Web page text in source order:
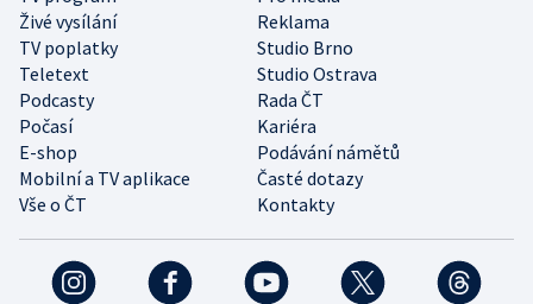
Živé vysílání
Reklama
TV poplatky
Studio Brno
Teletext
Studio Ostrava
Podcasty
Rada ČT
Počasí
Kariéra
E-shop
Podávání námětů
Mobilní a TV aplikace
Časté dotazy
Vše o ČT
Kontakty